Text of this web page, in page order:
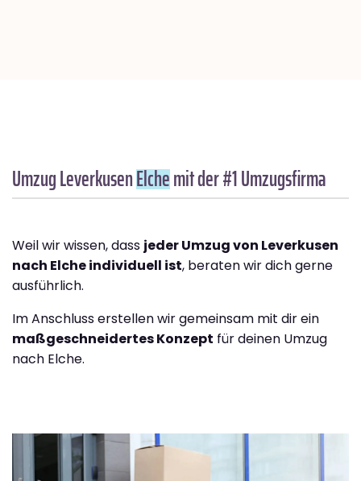
Umzug LeverkusenElchemit der #1 Umzugsfirma
Weil wir wissen, dass jeder Umzug von Leverkusen
nach Elche individuell ist, beraten wir dich gerne
ausführlich.
Im Anschluss erstellen wir gemeinsam mit dir ein
maßgeschneidertes Konzept für deinen Umzug
nach Elche.